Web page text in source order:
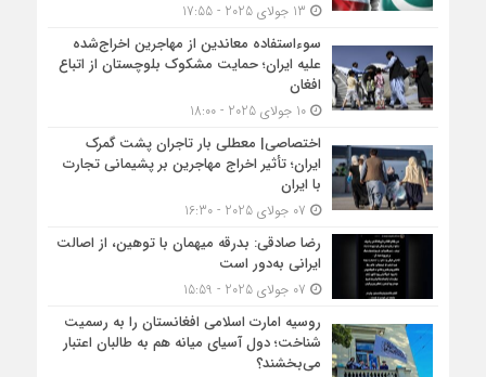
سوءاستفاده معاندین از مهاجرین اخراج‌شده
علیه ایران؛ حمایت مشکوک بلوچستان از اتباع
افغان
10 جولای 2025 - 18:00
اختصاصی| معطلی بار تاجران پشت گمرک
ایران؛ تأثیر اخراج مهاجرین بر پشیمانی تجارت
با ایران
رضا صادقی: بدرقه میهمان با توهین، از اصالت
ایرانی به‌دور است
روسیه امارت اسلامی افغانستان را به رسمیت
شناخت؛ دول آسیای میانه هم به طالبان اعتبار
می‎‌بخشند؟